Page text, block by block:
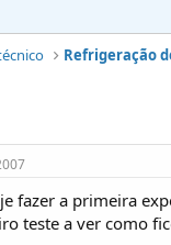
Refrigeração
fazer a primeira
teste a ver como